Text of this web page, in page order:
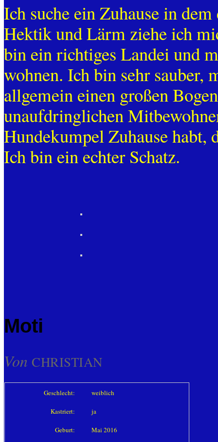
Ich suche ein Zuhause in
Hektik und Lärm ziehe ich
bin ein richtiges Landei und
wohnen. Ich bin sehr sauber,
allgemein einen großen
unaufdringlichen
Hundekumpel Zuhause habt,
Ich bin ein echter Schatz.
Moti
Von CHRISTIAN
Geschlecht: weiblich
Kastriert: ja
Geburt: Mai 2016